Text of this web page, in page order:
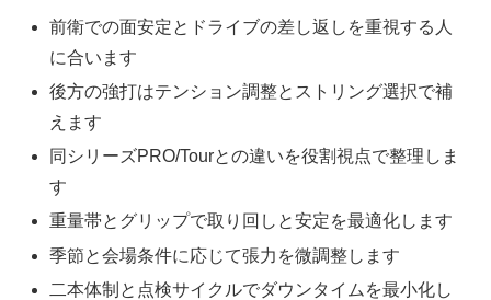
前衛での面安定とドライブの差し返しを重視する人
に合います
後方の強打はテンション調整とストリング選択で補
えます
同シリーズPRO/Tourとの違いを役割視点で整理しま
す
重量帯とグリップで取り回しと安定を最適化します
季節と会場条件に応じて張力を微調整します
二本体制と点検サイクルでダウンタイムを最小化し